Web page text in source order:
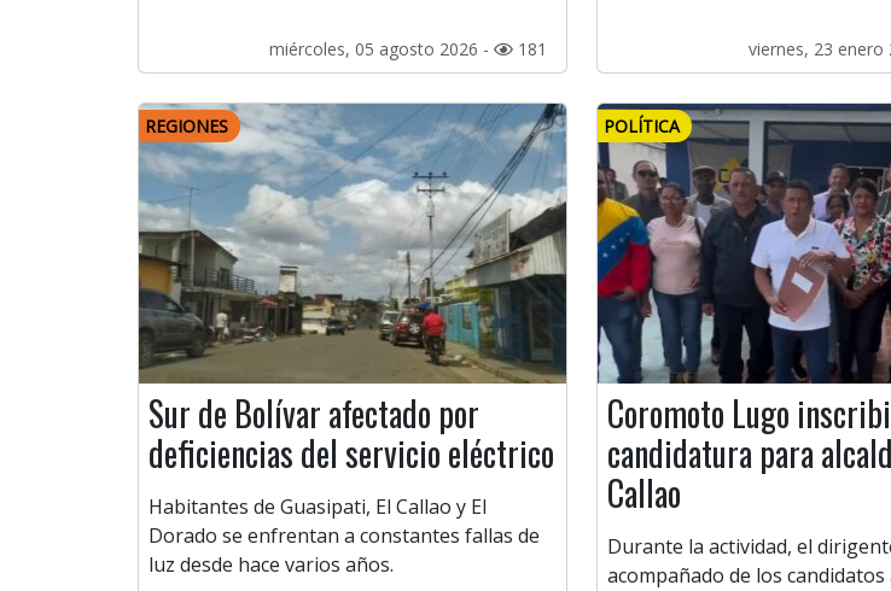
miércoles, 05 agosto 2026 - 181 viernes, 23 enero
REGIONES
Sur de Bolívar afectado por
deficiencias del servicio eléctrico
Habitantes de Guasipati, El Callao y El
Dorado se enfrentan a constantes fallas de
luz desde hace varios años.
POLÍTICA
Coromoto Lugo
candidatura para
Callao
Durante la actividad, el
acompañado de los candidatos